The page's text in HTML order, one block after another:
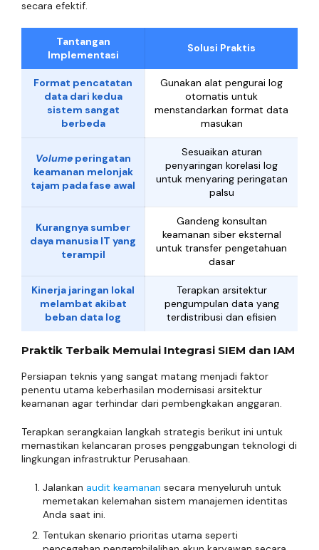
secara efektif.
Tantangan
Implementasi
Solusi Praktis
Format pencatatan
data dari kedua
sistem sangat
berbeda
Gunakan alat pengurai log
otomatis untuk
menstandarkan format data
masukan
Volumeperingatan
keamanan melonjak
tajam pada fase awal
Sesuaikan aturan
penyaringan korelasi log
untuk menyaring peringatan
palsu
Kurangnya sumber
daya manusia IT yang
terampil
Gandeng konsultan
keamanan siber eksternal
untuk transfer pengetahuan
dasar
Kinerja jaringan lokal
melambat akibat
beban data log
Terapkan arsitektur
pengumpulan data yang
terdistribusi dan efisien
Praktik Terbaik Memulai Integrasi SIEM dan IAM
Persiapan teknis yang sangat matang menjadi faktor
penentu utama keberhasilan modernisasi arsitektur
keamanan agar terhindar dari pembengkakan anggaran.
Terapkan serangkaian langkah strategis berikut ini untuk
memastikan kelancaran proses penggabungan teknologi di
lingkungan infrastruktur Perusahaan.
Jalankan audit keamanan secara menyeluruh untuk
memetakan kelemahan sistem manajemen identitas
Anda saat ini.
Tentukan skenario prioritas utama seperti